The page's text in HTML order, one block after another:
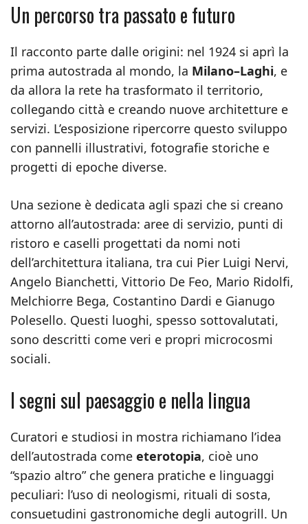
Un percorso tra passato e futuro
Il racconto parte dalle origini: nel 1924 si aprì la
prima autostrada al mondo, la Milano–Laghi, e
da allora la rete ha trasformato il territorio,
collegando città e creando nuove architetture e
servizi. L’esposizione ripercorre questo sviluppo
con pannelli illustrativi, fotografie storiche e
progetti di epoche diverse.
Una sezione è dedicata agli spazi che si creano
attorno all’autostrada: aree di servizio, punti di
ristoro e caselli progettati da nomi noti
dell’architettura italiana, tra cui Pier Luigi Nervi,
Angelo Bianchetti, Vittorio De Feo, Mario Ridolfi,
Melchiorre Bega, Costantino Dardi e Gianugo
Polesello. Questi luoghi, spesso sottovalutati,
sono descritti come veri e propri microcosmi
sociali.
I segni sul paesaggio e nella lingua
Curatori e studiosi in mostra richiamano l’idea
dell’autostrada come eterotopia, cioè uno
“spazio altro” che genera pratiche e linguaggi
peculiari: l’uso di neologismi, rituali di sosta,
consuetudini gastronomiche degli autogrill. Un